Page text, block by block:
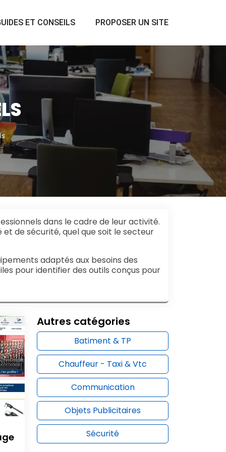
ET CONSEILS PROPOSER UN SITE
dans le cadre de leur activité.
de sécurité, quel que soit le secteur
adaptés aux besoins des
pour identifier des outils conçus pour
Autres catégories
Batiment & TP
Chauffeur - Taxi & Vtc
Communication
Objets Publicitaires
Sécurité